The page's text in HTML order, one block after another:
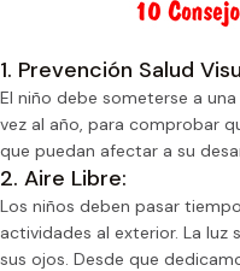
1. Prevención Salud
El niño debe someterse a
vez al año, para comprobar
que puedan afectar a su
2. Aire Libre:
Los niños deben pasar
actividades al exterior. La luz
sus ojos. Desde que